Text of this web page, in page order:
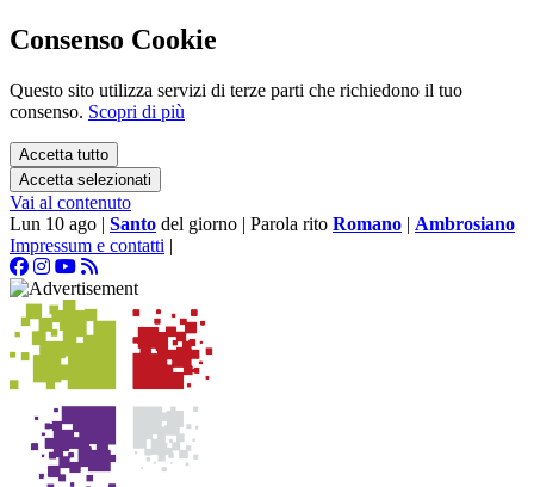
Consenso Cookie
Questo sito utilizza servizi di terze parti che richiedono il tuo
consenso. Scopri di più
Accetta tutto
Accetta selezionati
Vai al contenuto
Lun 10 ago | Santo del giorno | Parola rito Romano | Ambrosiano
Impressum e contatti |